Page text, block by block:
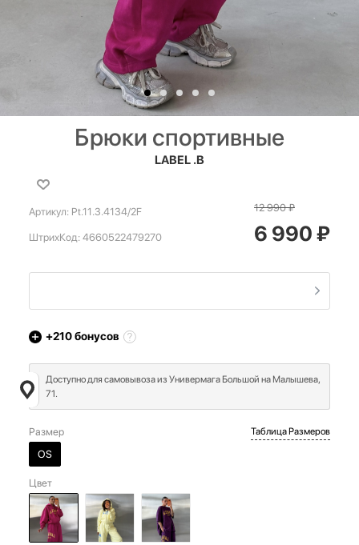
Брюки спортивные
LABEL .B
Артикул: Pt.11.3.4134/2F
ШтрихКод: 4660522479270
12 990₽
6 990₽
+210бонусов
Доступно для самовывоза из Универмага Большой на Малышева,
71.
Размер
OS
Таблица Размеров
Цвет